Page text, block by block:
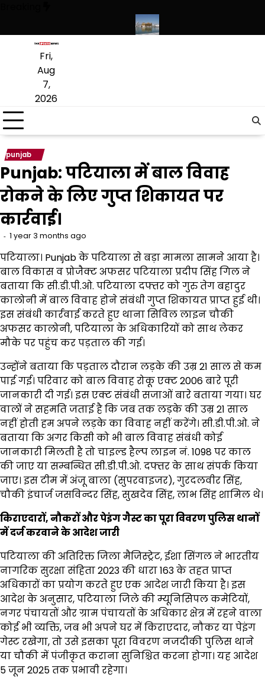
content
Fri,
Aug
7,
2026
punjab
Punjab: पटियाला में बाल विवाह
रोकने के लिए गुप्त शिकायत पर
कार्रवाई।
1 year 3 months ago
पटियाला। Punjab के पटियाला से बड़ा मामला सामने आया है।
बाल विकास व प्रोजैक्ट अफसर पटियाला प्रदीप सिंह गिल ने
बताया कि सी.डी.पी.ओ. पटियाला दफ्तर को गुरु तेग बहादुर
कालोनी में बाल विवाह होने संबंधी गुप्त शिकायत प्राप्त हुई थी।
इस संबंधी कार्रवाई करते हुए थाना सिविल लाइन चौकी
अफसर कालोनी, पटियाला के अधिकारियों को साथ लेकर
मौके पर पहुंच कर पड़ताल की गई।
उन्होंने बताया कि पड़ताल दौरान लड़के की उम्र 21 साल से कम
पाई गई। परिवार को बाल विवाह रोकू एक्ट 2006 बारे पूरी
जानकारी दी गई। इस एक्ट संबंधी सजाओं बारे बताया गया। घर
वालों ने सहमति जताई है कि जब तक लड़के की उम्र 21 साल
नहीं होती हम अपने लड़के का विवाह नहीं करेंगे। सी.डी.पी.ओ. ने
बताया कि अगर किसी को भी बाल विवाह संबंधी कोई
जानकारी मिलती है तो चाइल्ड हैल्प लाइन नं. 1098 पर काल
की जाए या सम्बन्धित सी.डी.पी.ओ. दफ्तर के साथ संपर्क किया
जाए। इस टीम में अंजू बाला (सुपरवाइजर), गुरदलवीर सिंह,
चौकी इंचार्ज जसविन्दर सिंह, सुखदेव सिंह, लाभ सिंह शामिल थे।
किराएदारों, नौकरों और पेइंग गैस्ट का पूरा विवरण पुलिस थानों
में दर्ज करवाने के आदेश जारी
पटियाला की अतिरिक्त जिला मैजिस्ट्रेट, ईशा सिंगल ने भारतीय
नागरिक सुरक्षा संहिता 2023 की धारा 163 के तहत प्राप्त
अधिकारों का प्रयोग करते हुए एक आदेश जारी किया है। इस
आदेश के अनुसार, पटियाला जिले की म्यूनिसिपल कमेटियों,
नगर पंचायतों और ग्राम पंचायतों के अधिकार क्षेत्र में रहने वाला
कोई भी व्यक्ति, जब भी अपने घर में किराएदार, नौकर या पेइंग
गेस्ट रखेगा, तो उसे इसका पूरा विवरण नजदीकी पुलिस थाने
या चौकी में पंजीकृत कराना सुनिश्चित करना होगा। यह आदेश
5 जून 2025 तक प्रभावी रहेगा।